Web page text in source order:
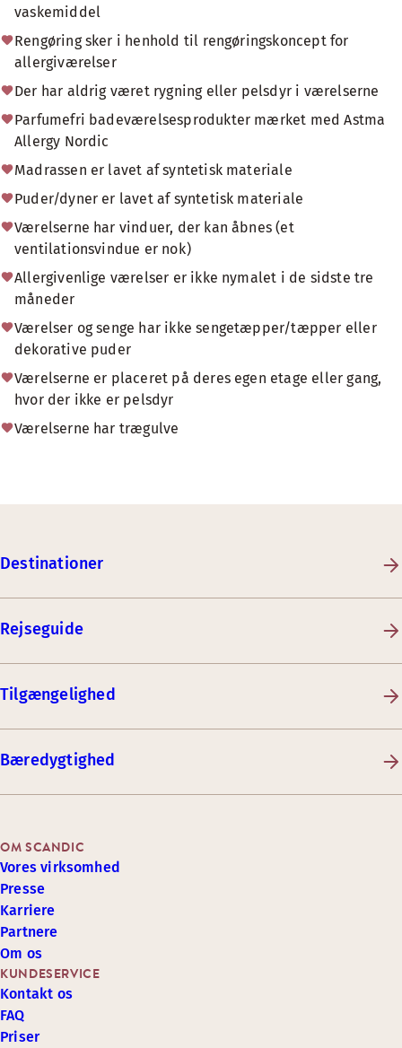
vaskemiddel
Rengøring sker i henhold til rengøringskoncept for
allergiværelser
Der har aldrig været rygning eller pelsdyr i værelserne
Parfumefri badeværelsesprodukter mærket med Astma
Allergy Nordic
Madrassen er lavet af syntetisk materiale
Puder/dyner er lavet af syntetisk materiale
Værelserne har vinduer, der kan åbnes (et
ventilationsvindue er nok)
Allergivenlige værelser er ikke nymalet i de sidste tre
måneder
Værelser og senge har ikke sengetæpper/tæpper eller
dekorative puder
Værelserne er placeret på deres egen etage eller gang,
hvor der ikke er pelsdyr
Værelserne har trægulve
Destinationer
Rejseguide
Tilgængelighed
Bæredygtighed
KUNDESERVICE
Kontakt os
FAQ
Priser
OM SCANDIC
Vores virksomhed
Presse
Karriere
Partnere
Om os